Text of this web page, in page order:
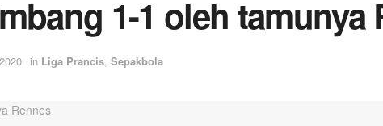
1-1 oleh tamunya
in Liga Prancis, Sepakbola